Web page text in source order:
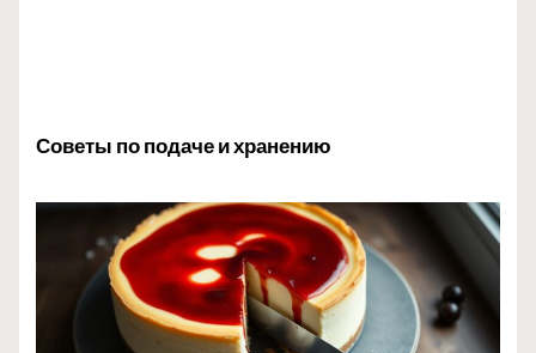
Советы по подаче и хранению